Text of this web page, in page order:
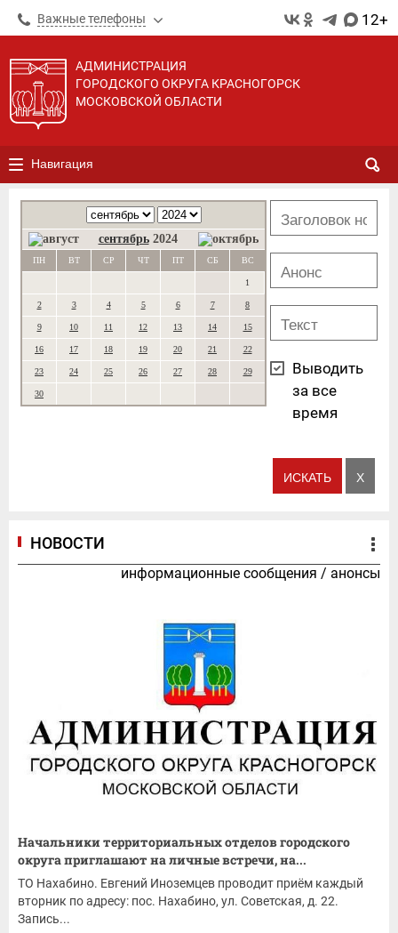
Важные телефоны 12+
АДМИНИСТРАЦИЯ
ГОРОДСКОГО ОКРУГА КРАСНОГОРСК
МОСКОВСКОЙ ОБЛАСТИ
Навигация
сентябрь 2024
ПН ВТ СР ЧТ ПТ СБ ВС
1
2 3 4 5 6 7 8
9 10 11 12 13 14 15
16 17 18 19 20 21 22
23 24 25 26 27 28 29
30
Выводить
за все
время
НОВОСТИ
информационные сообщения / анонсы
Начальники территориальных отделов городского
округа приглашают на личные встречи, на...
ТО Нахабино. Евгений Иноземцев проводит приём каждый
вторник по адресу: пос. Нахабино, ул. Советская, д. 22.
Запись...